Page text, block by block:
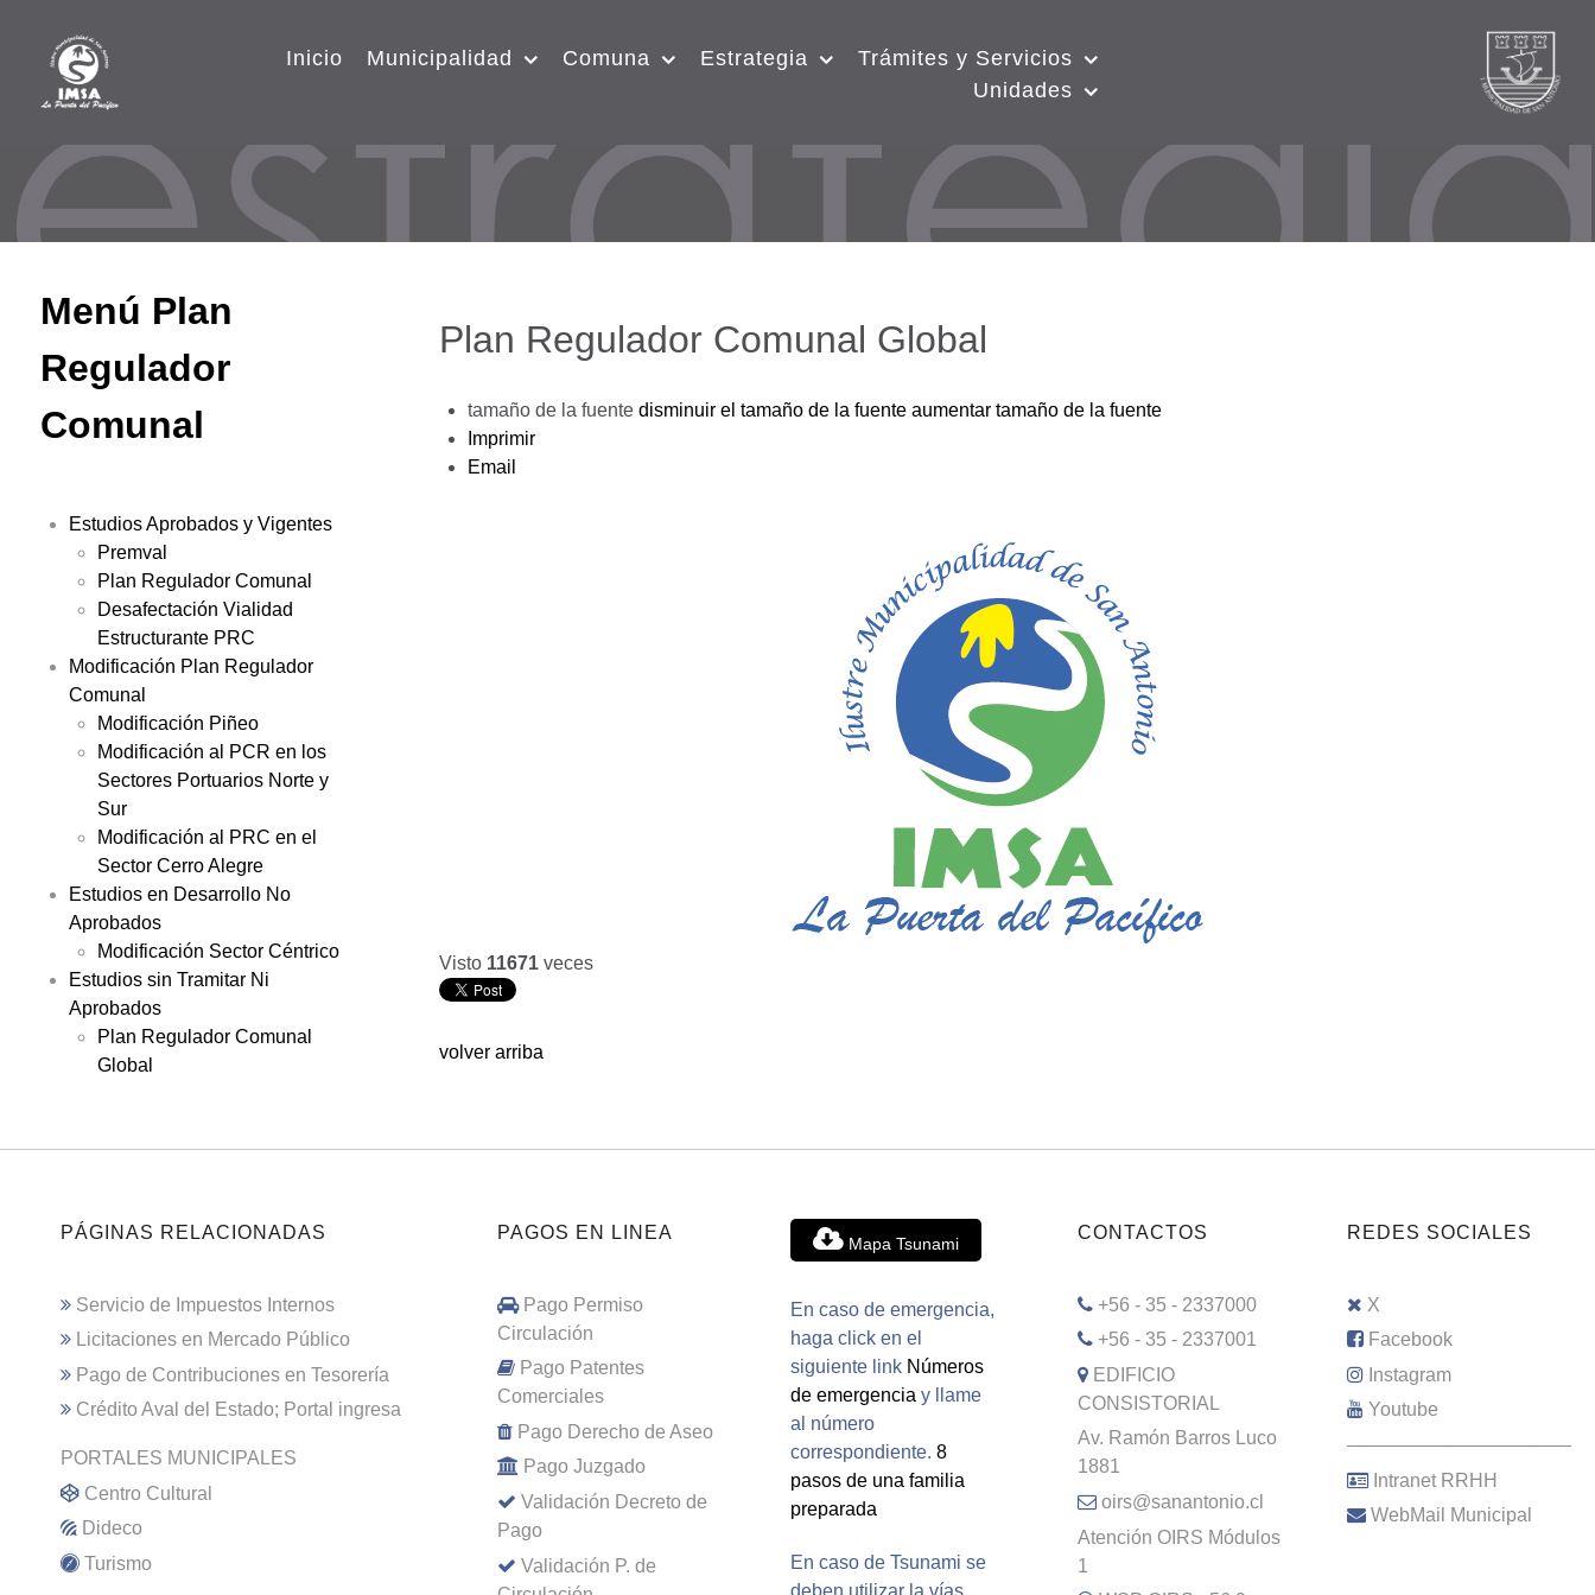
Inicio Municipalidad Comuna Estrategia
Trámites y Servicios
Unidades
Menú Plan
Regulador
Comunal
Estudios Aprobados y Vigentes
Premval
Plan Regulador Comunal
Desafectación Vialidad
Estructurante PRC
Modificación Plan Regulador
Comunal
Modificación Piñeo
Modificación al PCR en los
Sectores Portuarios Norte y
Sur
Modificación al PRC en el
Sector Cerro Alegre
Estudios en Desarrollo No
Aprobados
Modificación Sector Céntrico
Estudios sin Tramitar Ni
Aprobados
Plan Regulador Comunal
Global
Plan Regulador Comunal Global
tamaño de la fuente disminuir el tamaño de la fuente aumentar tamaño de la fuente
Imprimir
Email
Visto 11671 veces
volver arriba
PÁGINAS RELACIONADAS
Servicio de Impuestos Internos
Licitaciones en Mercado Público
Pago de Contribuciones en Tesorería
Crédito Aval del Estado; Portal ingresa
PORTALES MUNICIPALES
Centro Cultural
Dideco
Turismo
PAGOS EN LINEA
Pago Permiso
Circulación
Pago Patentes
Comerciales
Pago Derecho de Aseo
Pago Juzgado
Validación Decreto de
Pago
Validación P. de
Mapa Tsunami
En caso de emergencia,
haga click en el
siguiente link Números
de emergencia y llame
al número
correspondiente. 8
pasos de una familia
preparada
En caso de Tsunami se
deben utilizar la vías
CONTACTOS
+56 - 35 - 2337000
+56 - 35 - 2337001
EDIFICIO
CONSISTORIAL
Av. Ramón Barros Luco
1881
oirs@sanantonio.cl
Atención OIRS Módulos
1
REDES SOCIALES
X
Facebook
Instagram
Youtube
–––––––––––––––––––––
Intranet RRHH
WebMail Municipal